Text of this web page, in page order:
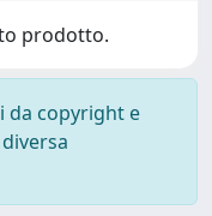
prodotto.
da copyright e